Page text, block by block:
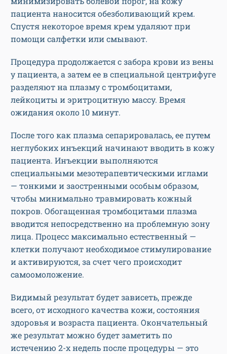
пациента наносится обезболивающий крем.
Спустя некоторое время крем удаляют при
помощи салфетки или смывают.
Процедура продолжается с забора крови из вены
у пациента, а затем ее в специальной центрифуге
разделяют на плазму с тромбоцитами,
лейкоциты и эритроцитную массу. Время
ожидания около 10 минут.
После того как плазма сепарировалась, ее путем
неглубоких инъекций начинают вводить в кожу
пациента. Инъекции выполняются
специальными мезотерапевтическими иглами
— тонкими и заостренными особым образом,
чтобы минимально травмировать кожный
покров. Обогащенная тромбоцитами плазма
вводится непосредственно на проблемную зону
лица. Процесс максимально естественный —
клетки получают необходимое стимулирование
и активируются, за счет чего происходит
самоомоложение.
Видимый результат будет зависеть, прежде
всего, от исходного качества кожи, состояния
здоровья и возраста пациента. Окончательный
же результат можно будет заметить по
истечению 2-х недель после процедуры — это